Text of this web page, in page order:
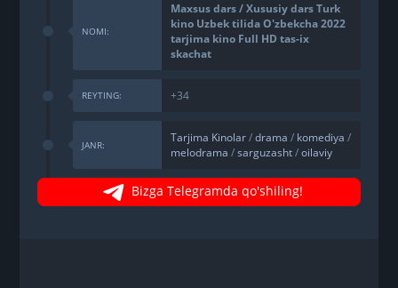
NOMI:
Maxsus dars / Xususiy dars Turk
kino Uzbek tilida O'zbekcha 2022
tarjima kino Full HD tas-ix
skachat
REYTING: +34
JANR: Tarjima Kinolar/drama / komediya /
melodrama /sarguzasht/oilaviy
Bizga Telegramda qo'shiling!